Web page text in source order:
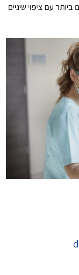
עם ציפוי שיניים